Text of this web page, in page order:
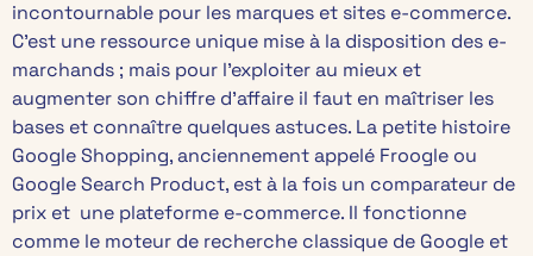
incontournable pour les marques et sites e-commerce.
C’est une ressource unique mise à la disposition des e-
marchands ; mais pour l’exploiter au mieux et
augmenter son chiffre d’affaire il faut en maîtriser les
bases et connaître quelques astuces. La petite histoire
Google Shopping, anciennement appelé Froogle ou
Google Search Product, est à la fois un comparateur de
prix et une plateforme e-commerce. Il fonctionne
comme le moteur de recherche classique de Google et